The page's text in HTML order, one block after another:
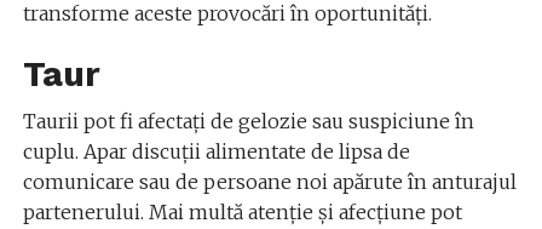
transforme aceste provocări în oportunități.
Taur
Taurii pot fi afectați de gelozie sau suspiciune în
cuplu. Apar discuții alimentate de lipsa de
comunicare sau de persoane noi apărute în anturajul
partenerului. Mai multă atenție și afecțiune pot